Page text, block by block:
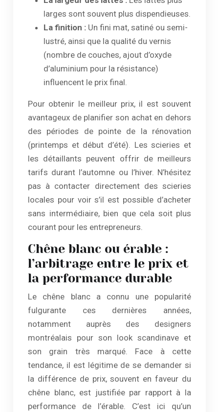
larges sont souvent plus dispendieuses.
La finition : Un fini mat, satiné ou semi-
lustré, ainsi que la qualité du vernis
(nombre de couches, ajout d’oxyde
d’aluminium pour la résistance)
influencent le prix final.
Pour obtenir le meilleur prix, il est souvent
avantageux de planifier son achat en dehors
des périodes de pointe de la rénovation
(printemps et début d’été). Les scieries et
les détaillants peuvent offrir de meilleurs
tarifs durant l’automne ou l’hiver. N’hésitez
pas à contacter directement des scieries
locales pour voir s’il est possible d’acheter
sans intermédiaire, bien que cela soit plus
courant pour les entrepreneurs.
Chêne blanc ou érable :
l’arbitrage entre le prix et
la performance durable
Le chêne blanc a connu une popularité
fulgurante ces dernières années,
notamment auprès des designers
montréalais pour son look scandinave et
son grain très marqué. Face à cette
tendance, il est légitime de se demander si
la différence de prix, souvent en faveur du
chêne blanc, est justifiée par rapport à la
performance de l’érable. C’est ici qu’un